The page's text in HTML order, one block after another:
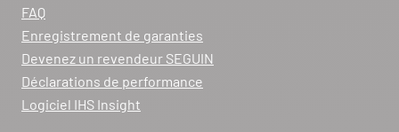
Voir la fiche revendeur
VOIR LE SITE CONTACTER
FAQ
Enregistrement de garanties
Devenez un revendeur SEGUIN
Déclarations de performance
Logiciel IHS Insight